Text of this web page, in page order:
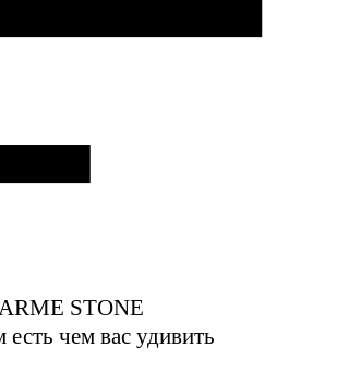
STONE
есть чем вас удивить